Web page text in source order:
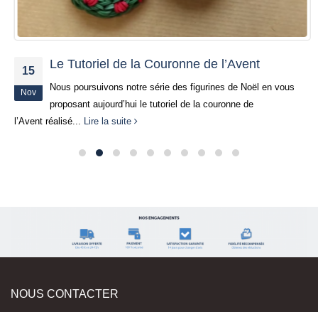
15
Nov
Le Tutoriel de la Couronne de l’Avent
Nous poursuivons notre série des figurines de Noël en vous
proposant aujourd’hui le tutoriel de la couronne de
l’Avent réalisé... Lire la suite
NOUS CONTACTER